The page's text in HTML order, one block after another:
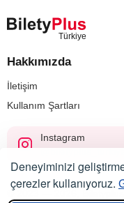
Hakkımızda
İletişim
Kullanım Şartları
Instagram
© 2023 — 2026,
Deneyiminizi
çerezler kullanıyoruz.